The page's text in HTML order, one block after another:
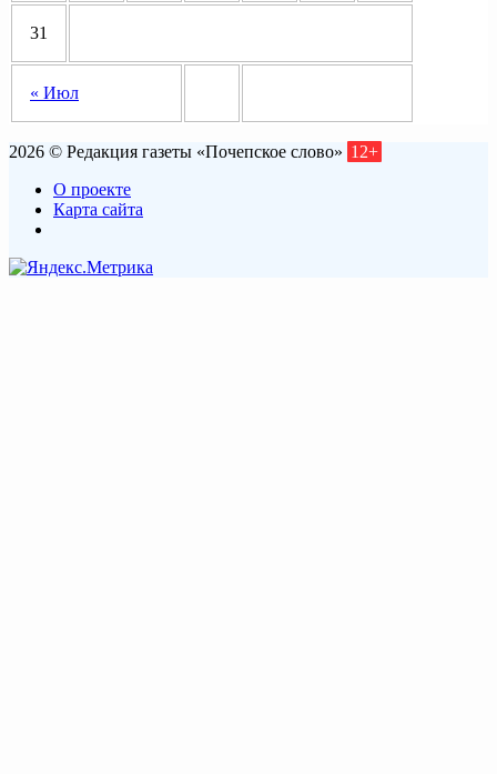
« Июл
31
2026 © Редакция газеты «Почепское слово» 12+
О проекте
Карта сайта